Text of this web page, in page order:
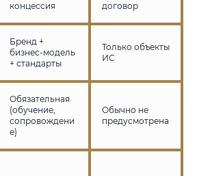
концессия
договор
Бренд +
бизнес-модель
+ стандарты
Только объекты
ИС
Обязательная
(обучение,
сопровождени
е)
Обычно не
предусмотрена